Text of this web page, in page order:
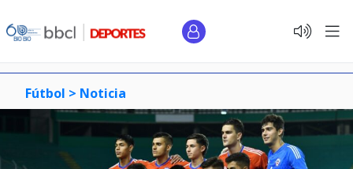
Fútbol > Noticia